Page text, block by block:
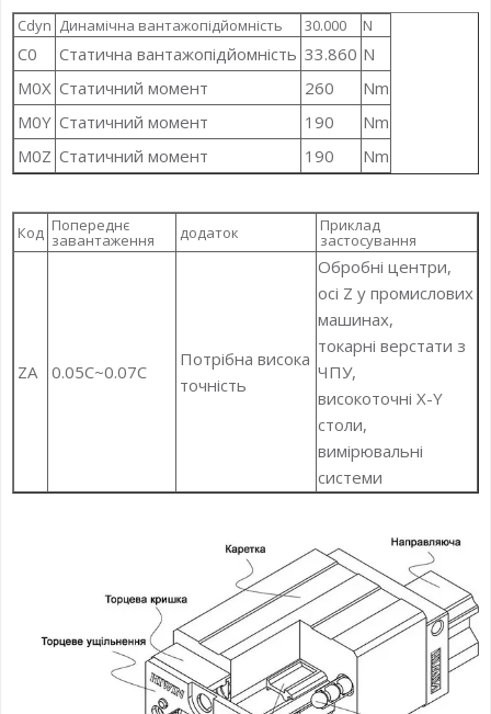
Cdyn Динамічна вантажопідйомність 30.000 N
C0 Статична вантажопідйомність 33.860 N
M0X Статичний момент 260
Nm
M0Y Статичний момент 190
Nm
M0Z Статичний момент 190 Nm
Код Попереднє
завантаження додаток Приклад
застосування
ZA 0.05C~0.07C
Потрібна висока
точність
Обробні центри,
осі Z у промислових
машинах,
токарні верстати з
ЧПУ,
високоточні X-Y
столи,
вимірювальні
системи